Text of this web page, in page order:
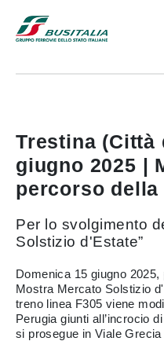
Trestina (Città
giugno 2025 |
percorso della
Per lo svolgimento
Solstizio d'Estate”
Domenica 15 giugno
Mostra Mercato Solstizio
treno linea F305 viene
Perugia giunti all’incrocio
si prosegue in Viale